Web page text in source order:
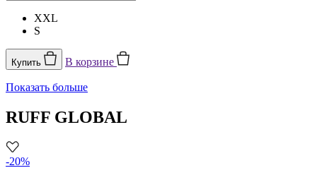
XXL
S
Купить В корзине
Показать больше
RUFF GLOBAL
-20%